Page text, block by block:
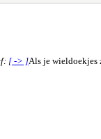
[ -> ]Als je wieldoekjes